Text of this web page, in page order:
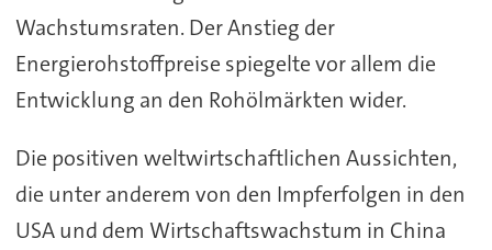
Wachstumsraten. Der Anstieg der
Energierohstoffpreise spiegelte vor allem die
Entwicklung an den Rohölmärkten wider.
Die positiven weltwirtschaftlichen Aussichten,
die unter anderem von den Impferfolgen in den
USA und dem Wirtschaftswachstum in China